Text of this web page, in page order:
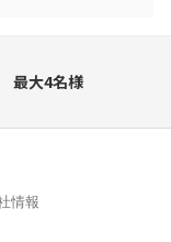
最大4名様
情報